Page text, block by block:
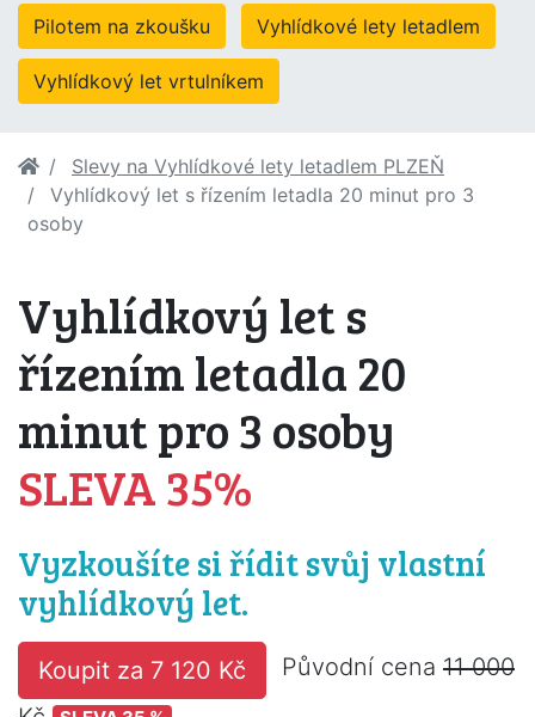
Pilotem na zkoušku Vyhlídkové lety letadlem
Vyhlídkový let vrtulníkem
Slevy na Vyhlídkové lety letadlem PLZEŇ
Vyhlídkový let s řízením letadla 20 minut pro 3
osoby
Vyhlídkový let s
řízením letadla 20
minut pro 3 osoby
SLEVA 35%
Vyzkoušíte si řídit svůj vlastní
vyhlídkový let.
Koupit za 7 120 Kč Původní cena 11 000